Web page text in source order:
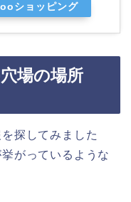
ショッピング
場の場所
探してみました
がっているような